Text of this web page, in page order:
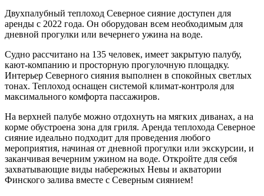
Двухпалубный теплоход Северное сияние доступен для
аренды с 2022 года. Он оборудован всем необходимым для
дневной прогулки или вечернего ужина на воде.
Судно рассчитано на 135 человек, имеет закрытую палубу,
кают-компанию и просторную прогулочную площадку.
Интерьер Северного сияния выполнен в спокойных светлых
тонах. Теплоход оснащен системой климат-контроля для
максимального комфорта пассажиров.
На верхней палубе можно отдохнуть на мягких диванах, а на
корме обустроена зона для гриля. Аренда теплохода Северное
сияние идеально подходит для проведения любого
мероприятия, начиная от дневной прогулки или экскурсии, и
заканчивая вечерним ужином на воде. Откройте для себя
захватывающие виды набережных Невы и акватории
Финского залива вместе с Северным сиянием!